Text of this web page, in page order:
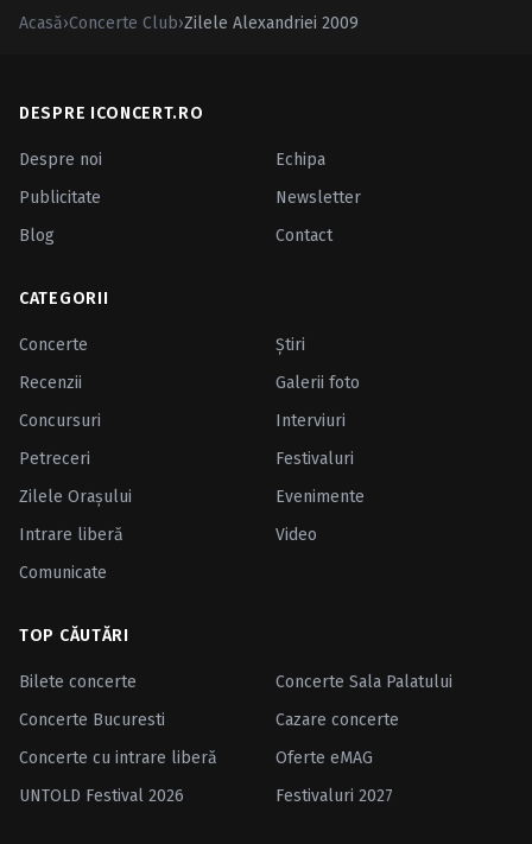
Acasă›Concerte Club›Zilele Alexandriei 2009
DESPRE ICONCERT.RO
Despre noi
Echipa
Publicitate
Newsletter
Blog
Contact
CATEGORII
Concerte
Ştiri
Recenzii
Galerii foto
Concursuri
Interviuri
Petreceri
Festivaluri
Zilele Oraşului
Evenimente
Intrare liberă
Video
Comunicate
TOP CĂUTĂRI
Bilete concerte
Concerte Sala Palatului
Concerte Bucuresti
Cazare concerte
Concerte cu intrare liberă
Oferte eMAG
UNTOLD Festival 2026
Festivaluri 2027